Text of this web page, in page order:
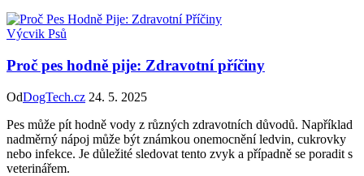
Výcvik Psů
Proč pes hodně pije: Zdravotní příčiny
OdDogTech.cz 24. 5. 2025
Pes může pít hodně vody z různých zdravotních důvodů. Například
nadměrný nápoj může být známkou onemocnění ledvin, cukrovky
nebo infekce. Je důležité sledovat tento zvyk a případně se poradit s
veterinářem.